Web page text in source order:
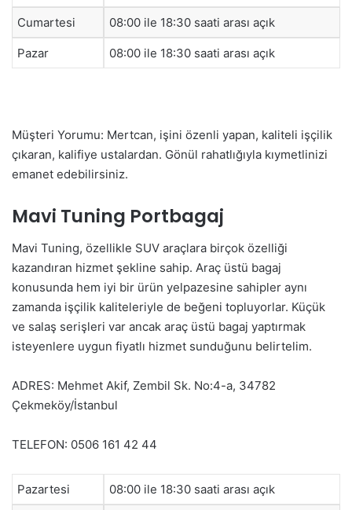
Cumartesi 08:00 ile 18:30 saati arası açık
Pazar 08:00 ile 18:30 saati arası açık
Müşteri Yorumu: Mertcan, işini özenli yapan, kaliteli işçilik
çıkaran, kalifiye ustalardan. Gönül rahatlığıyla kıymetlinizi
emanet edebilirsiniz.
Mavi Tuning Portbagaj
Mavi Tuning, özellikle SUV araçlara birçok özelliği
kazandıran hizmet şekline sahip. Araç üstü bagaj
konusunda hem iyi bir ürün yelpazesine sahipler aynı
zamanda işçilik kaliteleriyle de beğeni topluyorlar. Küçük
ve salaş serişleri var ancak araç üstü bagaj yaptırmak
isteyenlere uygun fiyatlı hizmet sunduğunu belirtelim.
ADRES: Mehmet Akif, Zembil Sk. No:4-a, 34782
Çekmeköy/İstanbul
TELEFON: 0506 161 42 44
Pazartesi 08:00 ile 18:30 saati arası açık